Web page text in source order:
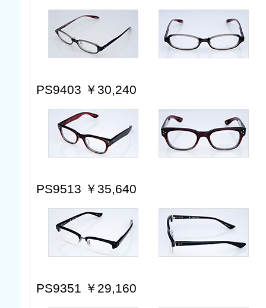
PS9403 ￥30,240
PS9513 ￥35,640
PS9351 ￥29,160